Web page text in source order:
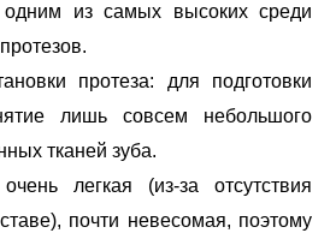
из самых высоких среди
протеза: для подготовки
лишь совсем небольшого
тканей зуба.
очень легкая (из-за отсутствия
почти невесомая, поэтому